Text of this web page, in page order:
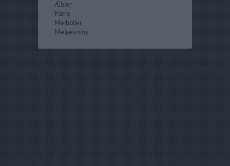
Æbler
Pære
Melboller
Meljævning